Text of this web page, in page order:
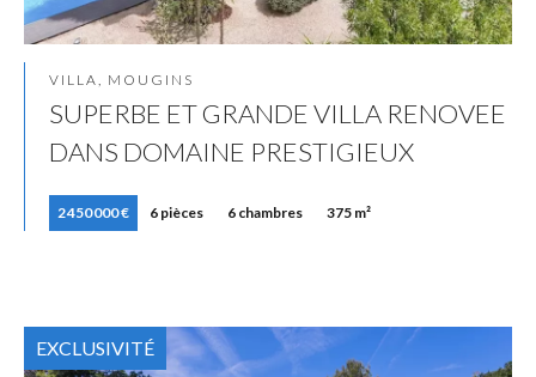
VILLA, MOUGINS
SUPERBE ET GRANDE VILLA RENOVEE
DANS DOMAINE PRESTIGIEUX
2 450 000 € 6 pièces 6 chambres 375 m²
EXCLUSIVITÉ